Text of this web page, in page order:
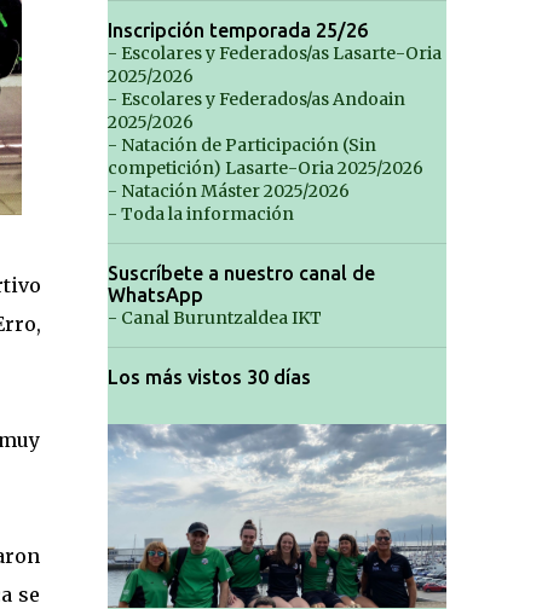
se
Inscripción temporada 25/26
- Escolares y Federados/as Lasarte-Oria
2025/2026
- Escolares y Federados/as Andoain
2025/2026
- Natación de Participación (Sin
competición) Lasarte-Oria 2025/2026
- Natación Máster 2025/2026
- Toda la información
Suscríbete a nuestro canal de
WhatsApp
- Canal Buruntzaldea IKT
Los más vistos 30 días